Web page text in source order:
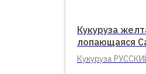
Кукуруза
лопающаяся
Кукуруза